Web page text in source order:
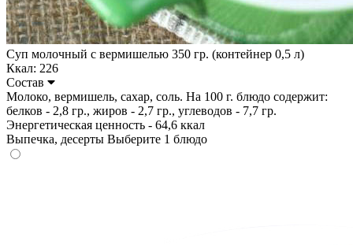
Суп молочный с вермишелью 350 гр. (контейнер 0,5 л)
Ккал: 226
Состав
Молоко, вермишель, сахар, соль. На 100 г. блюдо содержит:
белков - 2,8 гр., жиров - 2,7 гр., углеводов - 7,7 гр.
Энергетическая ценность - 64,6 ккал
Выпечка, десерты Выберите 1 блюдо